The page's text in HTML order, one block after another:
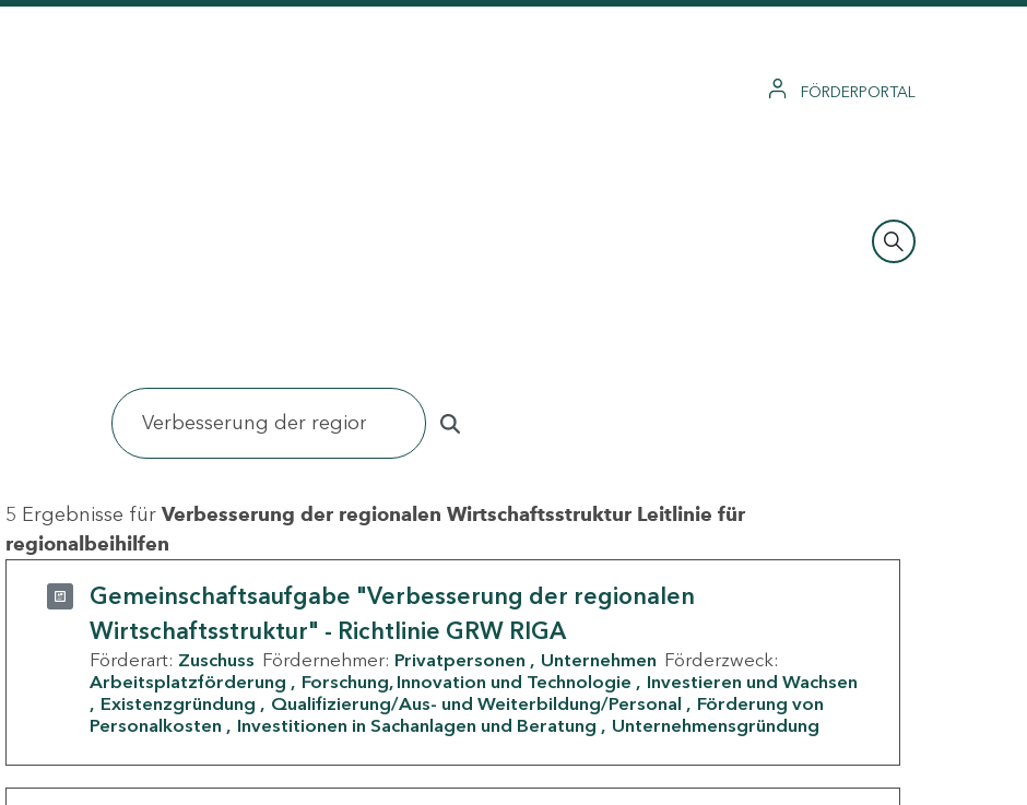
FÖRDERPORTAL
5 Ergebnisse für Verbesserung der regionalen Wirtschaftsstruktur Leitlinie für
regionalbeihilfen
Gemeinschaftsaufgabe "Verbesserung der regionalen
Wirtschaftsstruktur" - Richtlinie GRW RIGA
Förderart: Zuschuss Fördernehmer: Privatpersonen Unternehmen Förderzweck:
Arbeitsplatzförderung
Forschung, Innovation und Technologie
Investieren und Wachsen
Existenzgründung
Qualifizierung/Aus- und Weiterbildung/Personal
Förderung von
Personalkosten
Investitionen in Sachanlagen und Beratung Unternehmensgründung